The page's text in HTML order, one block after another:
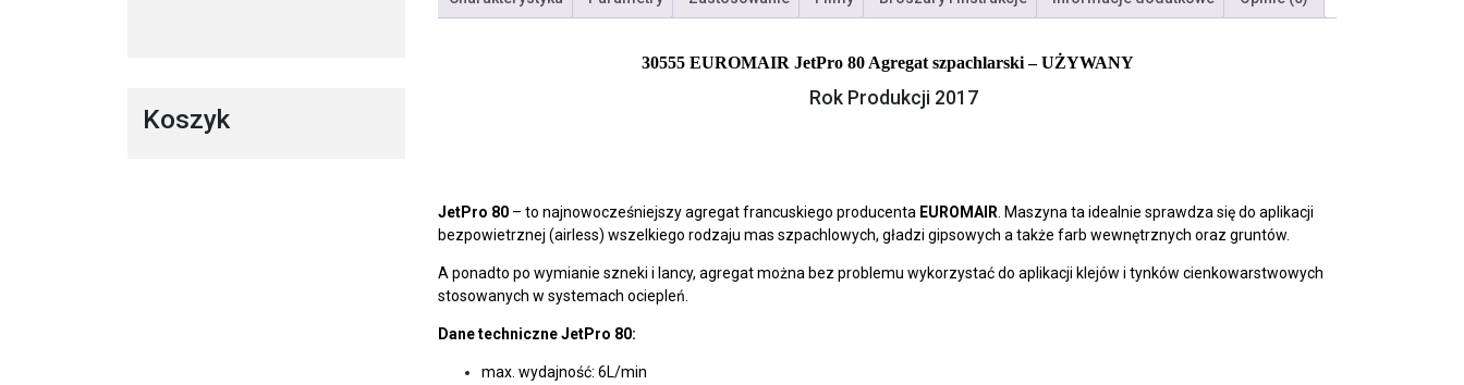
30555 EUROMAIR JetPro 80 Agregat szpachlarski – UŻYWANY
Rok Produkcji 2017
JetPro 80 – to najnowocześniejszy agregat francuskiego producenta EUROMAIR . Maszyna ta idealnie sprawdza się do aplikacji
bezpowietrznej (airless) wszelkiego rodzaju mas szpachlowych, gładzi gipsowych a także farb wewnętrznych oraz gruntów.
A ponadto po wymianie szneki i lancy, agregat można bez problemu wykorzystać do aplikacji klejów i tynków cienkowarstwowych
stosowanych w systemach ociepleń.
Dane techniczneJetPro 80:
max. wydajność: 6L/min
Koszyk